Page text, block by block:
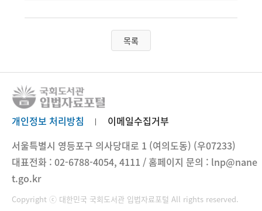
목록
개인정보 처리방침
이메일수집거부
서울특별시 영등포구 의사당대로 1 (여의도동) (우07233)
대표전화 : 02-6788-4054, 4111 / 홈페이지 문의 : lnp@nane
t.go.kr
Copyright ⓒ 대한민국 국회도서관 입법자료포털 All rights reserved.